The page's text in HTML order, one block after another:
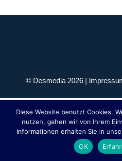
© Desmedia 2026 |
Diese Website benutzt Cookies.
nutzen, gehen wir von Ihrem
Informationen erhalten Sie in
OK